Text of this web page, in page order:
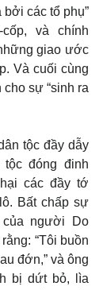
bởi các tổ phụ”
cốp, và chính
giao ước
Và cuối cùng
sự “sinh ra
tộc đầy dẫy
đóng đinh
các đầy tớ
Bất chấp sự
người Do
“Tôi buồn
đớn,” và ông
bị dứt bỏ, lìa